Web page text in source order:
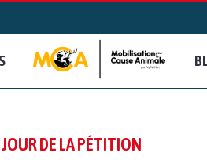
JOUR DE LA PÉTITION